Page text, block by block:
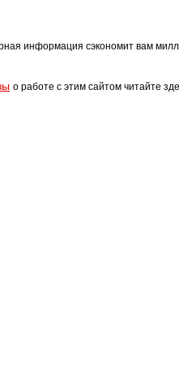
информация сэкономит вам
о работе с этим сайтом читайте